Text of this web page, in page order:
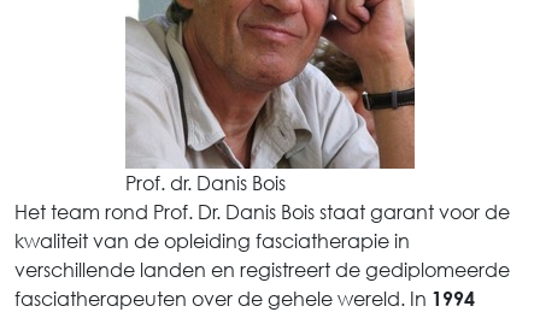
Prof. dr. Danis Bois
Het team rond Prof. Dr. Danis Bois staat garant voor de
kwaliteit van de opleiding fasciatherapie in
verschillende landen en registreert de gediplomeerde
fasciatherapeuten over de gehele wereld. In 1994